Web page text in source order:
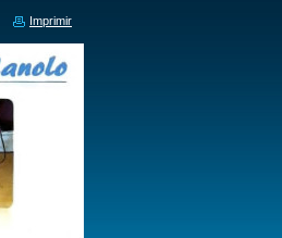
Imprimir